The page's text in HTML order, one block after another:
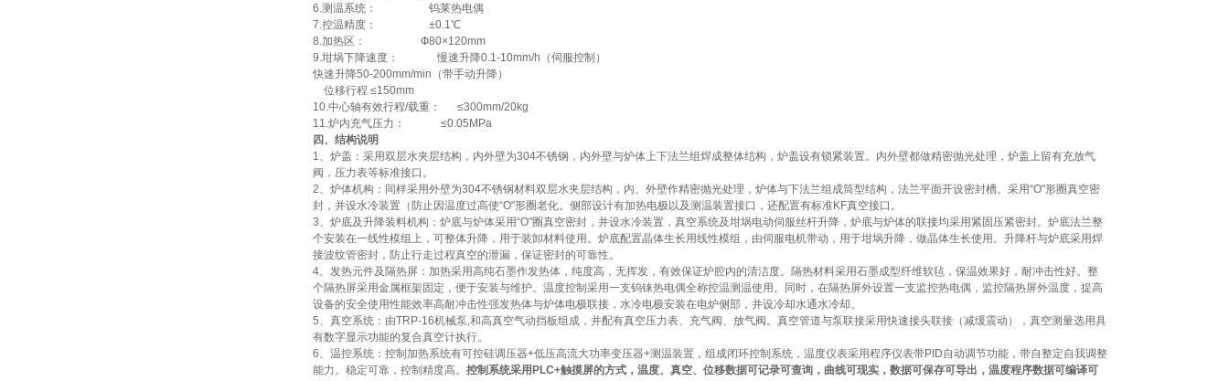
6.测温系统： 钨莱热电偶
7.控温精度： ±0.1℃
8.加热区： Ф80×120mm
9.坩埚下降速度： 慢速升降0.1-10mm/h（伺服控制）
快速升降50-200mm/min（带手动升降）
位移行程 ≤150mm
10.中心轴有效行程/载重： ≤300mm/20kg
11.炉内充气压力： ≤0.05MPa
四 、结构说明
1、炉盖：采用双层水夹层结构，内外壁为304不锈钢，内外壁与炉体上下法兰组焊成整体结构，炉盖设有锁紧装置。内外壁都做精密抛光处理，炉盖上留有充放气
阀，压力表等标准接口。
2、炉体机构：同样采用外壁为304不锈钢材料双层水夹层结构，内、外壁作精密抛光处理，炉体与下法兰组成筒型结构，法兰平面开设密封槽。采用“O"形圈真空密
封，并设水冷装置（防止因温度过高使“O"形圈老化。侧部设计有加热电极以及测温装置接口，还配置有标准KF真空接口。
3、炉底及升降装料机构：炉底与炉体采用“O"圈真空密封，并设水冷装置，真空系统及坩埚电动伺服丝杆升降，炉底与炉体的联接均采用紧固压紧密封。炉底法兰整
个安装在一线性模组上，可整体升降，用于装卸材料使用。炉底配置晶体生长用线性模组，由伺服电机带动，用于坩埚升降，做晶体生长使用。升降杆与炉底采用焊
接波纹管密封，防止行走过程真空的泄漏，保证密封的可靠性。
4、发热元件及隔热屏：加热采用高纯石墨作发热体，纯度高，无挥发，有效保证炉腔内的清洁度。隔热材料采用石墨成型纤维软毡，保温效果好，耐冲击性好。整
个隔热屏采用金属框架固定，便于安装与维护。温度控制采用一支钨铼热电偶全称控温测温使用。同时，在隔热屏外设置一支监控热电偶，监控隔热屏外温度，提高
设备的安全使用性能效率高耐冲击性强发热体与炉体电极联接，水冷电极安装在电炉侧部，并设冷却水通水冷却。
5、真空系统：由TRP-16机械泵,和高真空气动挡板组成，并配有真空压力表、充气阀、放气阀。真空管道与泵联接采用快速接头联接（减缓震动），真空测量选用具
有数字显示功能的复合真空计执行。
6、温控系统：控制加热系统有可控硅调压器+低压高流大功率变压器+测温装置，组成闭环控制系统，温度仪表采用程序仪表带PID自动调节功能，带自整定自我调整
能力。稳定可靠，控制精度高。 控制系统采用PLC+触摸屏的方式，温度、真空、位移数据可记录可查询，曲线可现实，数据可保存可导出，温度程序数据可编译可